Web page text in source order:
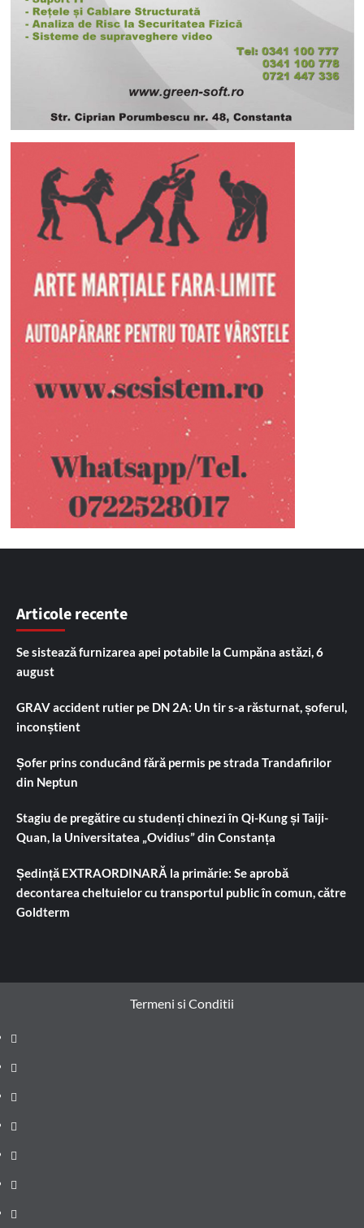
Articole recente
Se sistează furnizarea apei potabile la Cumpăna astăzi, 6
august
GRAV accident rutier pe DN 2A: Un tir s-a răsturnat, șoferul,
inconștient
Șofer prins conducând fără permis pe strada Trandafirilor
din Neptun
Stagiu de pregătire cu studenți chinezi în Qi-Kung și Taiji-
Quan, la Universitatea „Ovidius” din Constanța
Ședință EXTRAORDINARĂ la primărie: Se aprobă
decontarea cheltuielor cu transportul public în comun, către
Goldterm
Termeni si Conditii
Prima
pagină
Știri
de
ultima
Administrație
locală
Actualitate
Justiție
Cultura
Sănătate